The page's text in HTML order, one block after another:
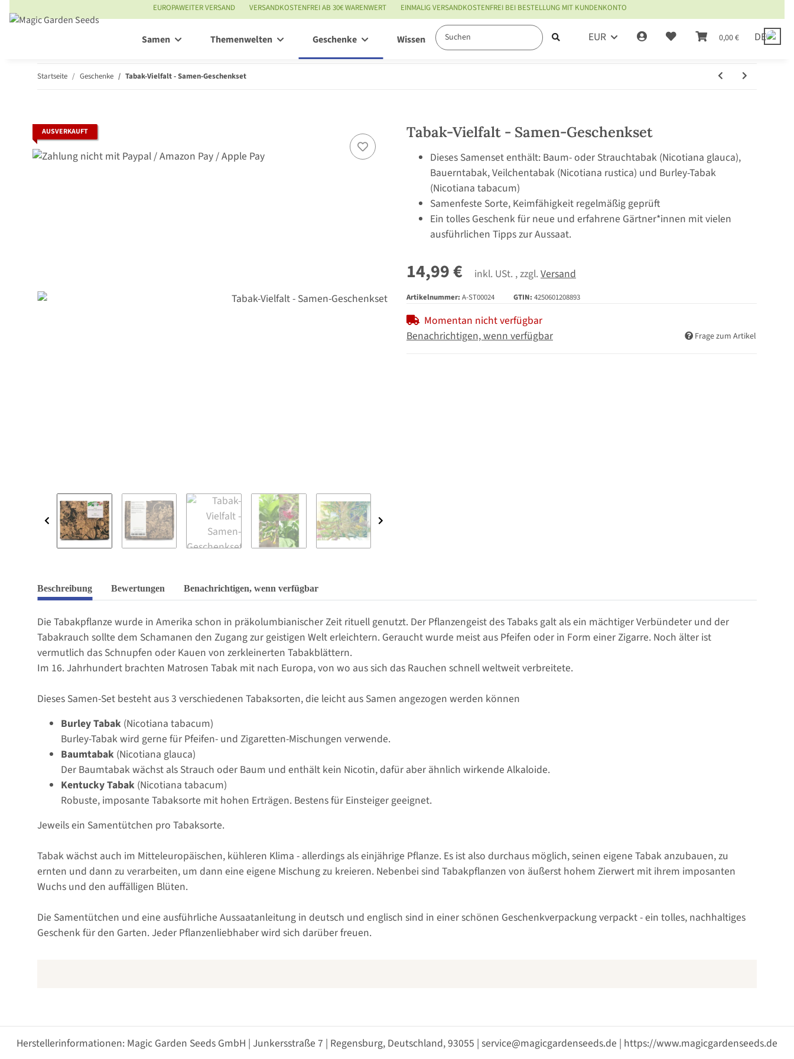
EUROPAWEITER VERSAND VERSANDKOSTENFREI AB 30€ WARENWERT EINMALIG VERSANDKOSTENFREI BEI BESTELLUNG MIT KUNDENKONTO
EUR 0,00 € DE
Samen Themenwelten Geschenke Wissenswertes
Startseite Geschenke Tabak-Vielfalt - Samen-Geschenkset
AUSVERKAUFT Tabak-Vielfalt - Samen-Geschenkset
Dieses Samenset enthält: Baum- oder Strauchtabak (Nicotiana glauca),
Bauerntabak, Veilchentabak (Nicotiana rustica) und Burley-Tabak
(Nicotiana tabacum)
Samenfeste Sorte, Keimfähigkeit regelmäßig geprüft
Ein tolles Geschenk für neue und erfahrene Gärtner*innen mit vielen
ausführlichen Tipps zur Aussaat.
14,99 € inkl. USt. , zzgl. Versand
Artikelnummer: A-ST00024 GTIN: 4250601208893
Momentan nicht verfügbar
Benachrichtigen, wenn verfügbar
Frage zum Artikel
Beschreibung Bewertungen Benachrichtigen, wenn verfügbar
Die Tabakpflanze wurde in Amerika schon in präkolumbianischer Zeit rituell genutzt. Der Pflanzengeist des Tabaks galt als ein mächtiger Verbündeter und der
Tabakrauch sollte dem Schamanen den Zugang zur geistigen Welt erleichtern. Geraucht wurde meist aus Pfeifen oder in Form einer Zigarre. Noch älter ist
vermutlich das Schnupfen oder Kauen von zerkleinerten Tabakblättern.
Im 16. Jahrhundert brachten Matrosen Tabak mit nach Europa, von wo aus sich das Rauchen schnell weltweit verbreitete.
Dieses Samen-Set besteht aus 3 verschiedenen Tabaksorten, die leicht aus Samen angezogen werden können
Burley Tabak (Nicotiana tabacum)
Burley-Tabak wird gerne für Pfeifen- und Zigaretten-Mischungen verwende.
Baumtabak (Nicotiana glauca)
Der Baumtabak wächst als Strauch oder Baum und enthält kein Nicotin, dafür aber ähnlich wirkende Alkaloide.
Kentucky Tabak (Nicotiana tabacum)
Robuste, imposante Tabaksorte mit hohen Erträgen. Bestens für Einsteiger geeignet.
Jeweils ein Samentütchen pro Tabaksorte.
Tabak wächst auch im Mitteleuropäischen, kühleren Klima - allerdings als einjährige Pflanze. Es ist also durchaus möglich, seinen eigene Tabak anzubauen, zu
ernten und dann zu verarbeiten, um dann eine eigene Mischung zu kreieren. Nebenbei sind Tabakpflanzen von äußerst hohem Zierwert mit ihrem imposanten
Wuchs und den auffälligen Blüten.
Die Samentütchen und eine ausführliche Aussaatanleitung in deutsch und englisch sind in einer schönen Geschenkverpackung verpackt - ein tolles, nachhaltiges
Geschenk für den Garten. Jeder Pflanzenliebhaber wird sich darüber freuen.
Herstellerinformationen: Magic Garden Seeds GmbH | Junkersstraße 7 | Regensburg, Deutschland, 93055 | service@magicgardenseeds.de | https://www.magicgardenseeds.de